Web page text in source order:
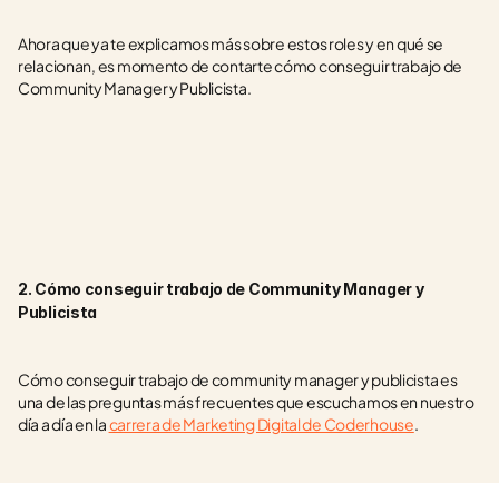
Ahora que ya te explicamos más sobre estos roles y en qué se
relacionan, es momento de contarte cómo conseguir trabajo de
Community Manager y Publicista.
2. Cómo conseguir trabajo de Community Manager y
Publicista
Cómo conseguir trabajo de community manager y publicista es
una de las preguntas más frecuentes que escuchamos en nuestro
día a día en la carrera de Marketing Digital de Coderhouse.